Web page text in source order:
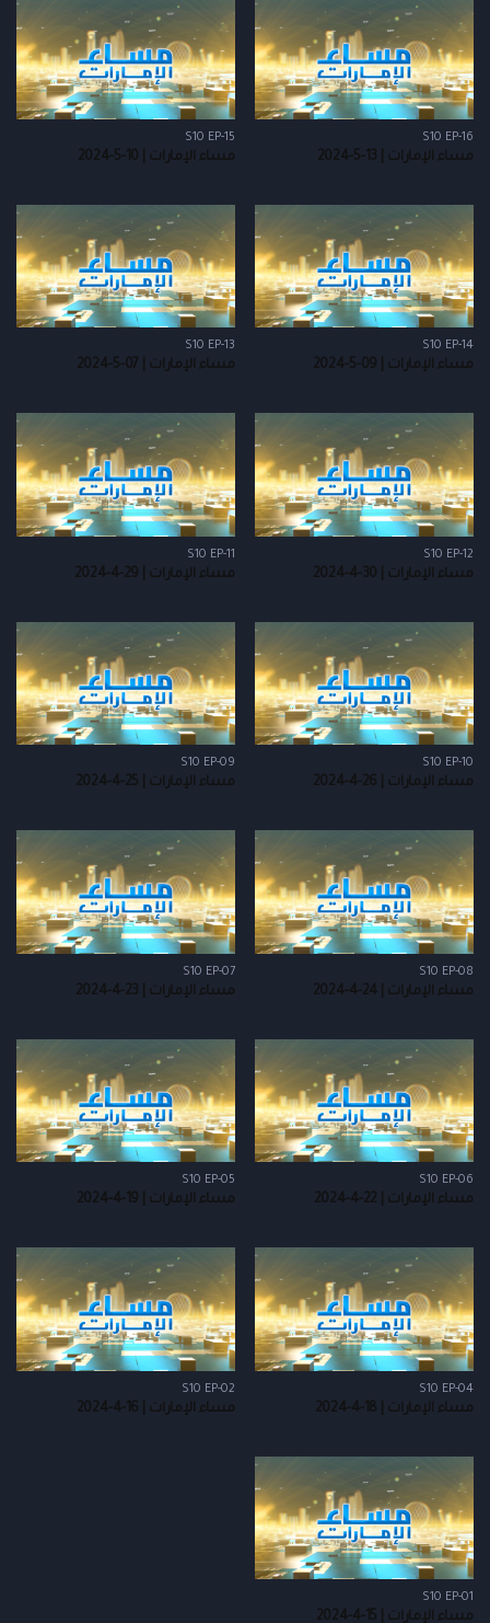
S10 EP-16
مساء الإمارات | 13-5-2024
S10 EP-15
مساء الإمارات | 10-5-2024
S10 EP-14
مساء الإمارات | 09-5-2024
S10 EP-13
مساء الإمارات | 07-5-2024
S10 EP-12
مساء الإمارات | 30-4-2024
S10 EP-11
مساء الإمارات | 29-4-2024
S10 EP-10
مساء الإمارات | 26-4-2024
S10 EP-09
مساء الإمارات | 25-4-2024
S10 EP-08
مساء الإمارات | 24-4-2024
S10 EP-07
مساء الإمارات | 23-4-2024
S10 EP-06
مساء الإمارات | 22-4-2024
S10 EP-05
مساء الإمارات | 19-4-2024
S10 EP-04
مساء الإمارات | 18-4-2024
S10 EP-02
مساء الإمارات | 16-4-2024
S10 EP-01
مساء الإمارات | 15-4-2024